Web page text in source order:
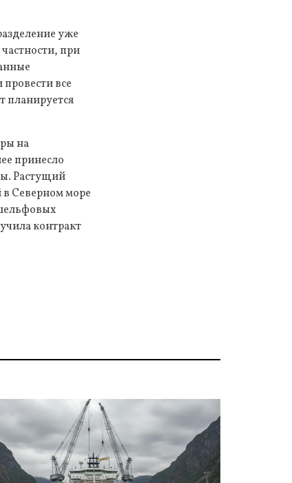
уже
при
все
планируется
на
принесло
Растущий
Северном море
контракт